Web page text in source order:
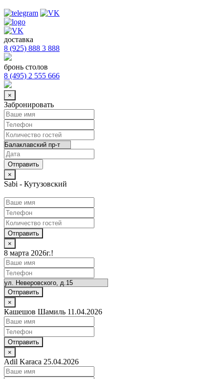
доставка
8 (925) 888 3 888
бронь столов
8 (495) 2 555 666
×
Забронировать
×
Sabi - Кутузовский
Отправить
×
8 марта 2026г.!
Отправить
×
Кашешов Шамиль 11.04.2026
Отправить
×
Adil Karaca 25.04.2026